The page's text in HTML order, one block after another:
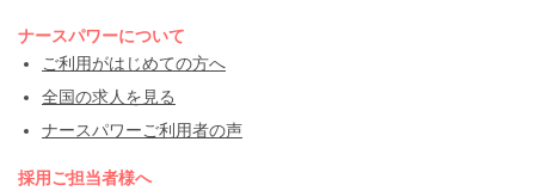
ナースパワーについて
ご利用がはじめての方へ
全国の求人を見る
ナースパワーご利用者の声
採用ご担当者様へ